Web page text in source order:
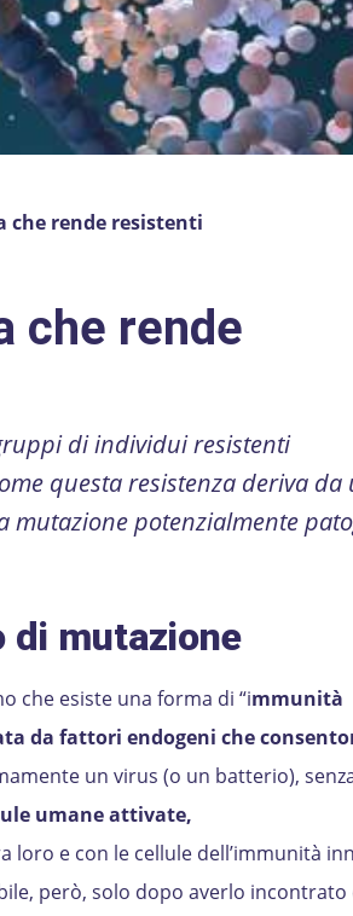
che rende resistenti
che rende
di individui resistenti
questa resistenza deriva da
mutazione potenzialmente
di mutazione
che esiste una forma di “immunità
da fattori endogeni che
un virus (o un batterio),
umane attivate,
e con le cellule dell’immunità
però, solo dopo averlo incontrato